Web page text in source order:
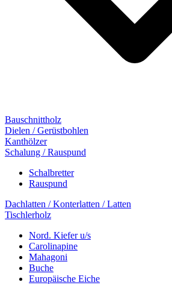
Bauschnittholz
Dielen / Gerüstbohlen
Kanthölzer
Schalung / Rauspund
Schalbretter
Rauspund
Dachlatten / Konterlatten / Latten
Tischlerholz
Nord. Kiefer u/s
Carolinapine
Mahagoni
Buche
Europäische Eiche